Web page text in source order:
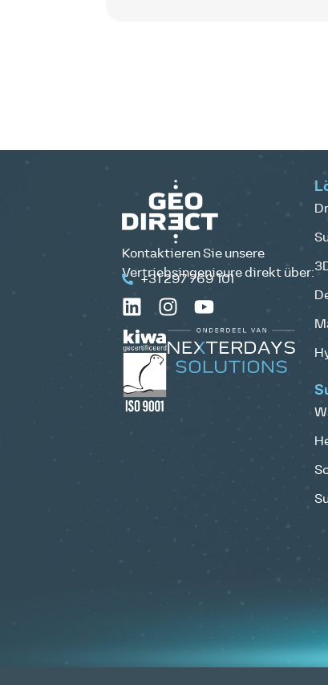
Kontaktieren Sie unsere
Vertriebsingenieure direkt über:
+31 297 769 101